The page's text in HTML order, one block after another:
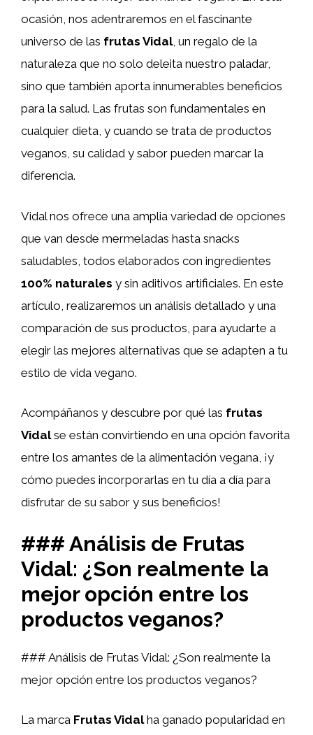
ocasión, nos adentraremos en el fascinante
universo de las frutas Vidal, un regalo de la
naturaleza que no solo deleita nuestro paladar,
sino que también aporta innumerables beneficios
para la salud. Las frutas son fundamentales en
cualquier dieta, y cuando se trata de productos
veganos, su calidad y sabor pueden marcar la
diferencia.
Vidal nos ofrece una amplia variedad de opciones
que van desde mermeladas hasta snacks
saludables, todos elaborados con ingredientes
100% naturales y sin aditivos artificiales. En este
artículo, realizaremos un análisis detallado y una
comparación de sus productos, para ayudarte a
elegir las mejores alternativas que se adapten a tu
estilo de vida vegano.
Acompáñanos y descubre por qué las frutas
Vidalse están convirtiendo en una opción favorita
entre los amantes de la alimentación vegana, ¡y
cómo puedes incorporarlas en tu día a día para
disfrutar de su sabor y sus beneficios!
### Análisis de Frutas
Vidal: ¿Son realmente la
mejor opción entre los
productos veganos?
### Análisis de Frutas Vidal: ¿Son realmente la
mejor opción entre los productos veganos?
La marca Frutas Vidalha ganado popularidad en